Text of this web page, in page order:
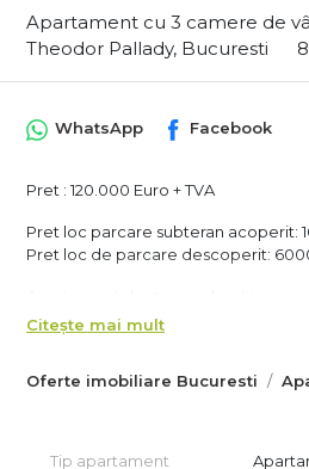
Apartament cu 3 camere de
Theodor Pallady, Bucuresti
Oferte imobiliare Bucuresti
WhatsApp Facebook
Pret : 120.000 Euro + TVA
Pret loc parcare subteran acoperit:
Pret loc de parcare descoperit:
Nicolae Teclu si de mijloacele de
tramvai si autobuz. In proximitate
Decathlon, JYSK, Mega Image,
beton armat, Bransarea se
Citește mai mult
Tip apartament